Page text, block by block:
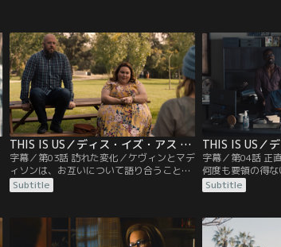
THIS IS US／ディス・イズ・アス シーズン5 第03話／字幕
字幕／第03話 訪れた変化／ケヴィンとマデ
ィソンは、お互いについて語り合うことで
距離を縮める。ランダルとベスは、テスが
ノンバイナリーの友達と教師を中傷する動
ながらも指導。ケイトとトビーは、養子候
補の母親エリーと顔合わせし、お互いに好
Subtitle
字幕／第04話 正
何度も要領の得
つケヴィン。昔
暗記カードを使
を思い出す…。ラ
ェアに着替える
Subtitle